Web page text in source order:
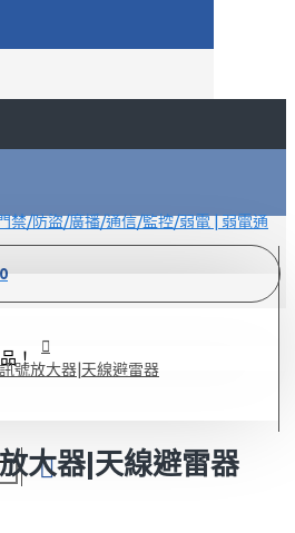
！
訊號放大器|天線避雷器
大器|天線避雷器